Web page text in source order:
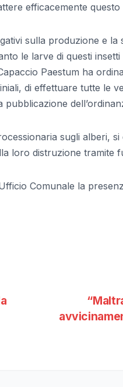
efficacemente questo
sulla produzione e la
le larve di questi
Paestum ha
di effettuare tutte le
sugli alberi,
loro distruzione tramite
Comunale la